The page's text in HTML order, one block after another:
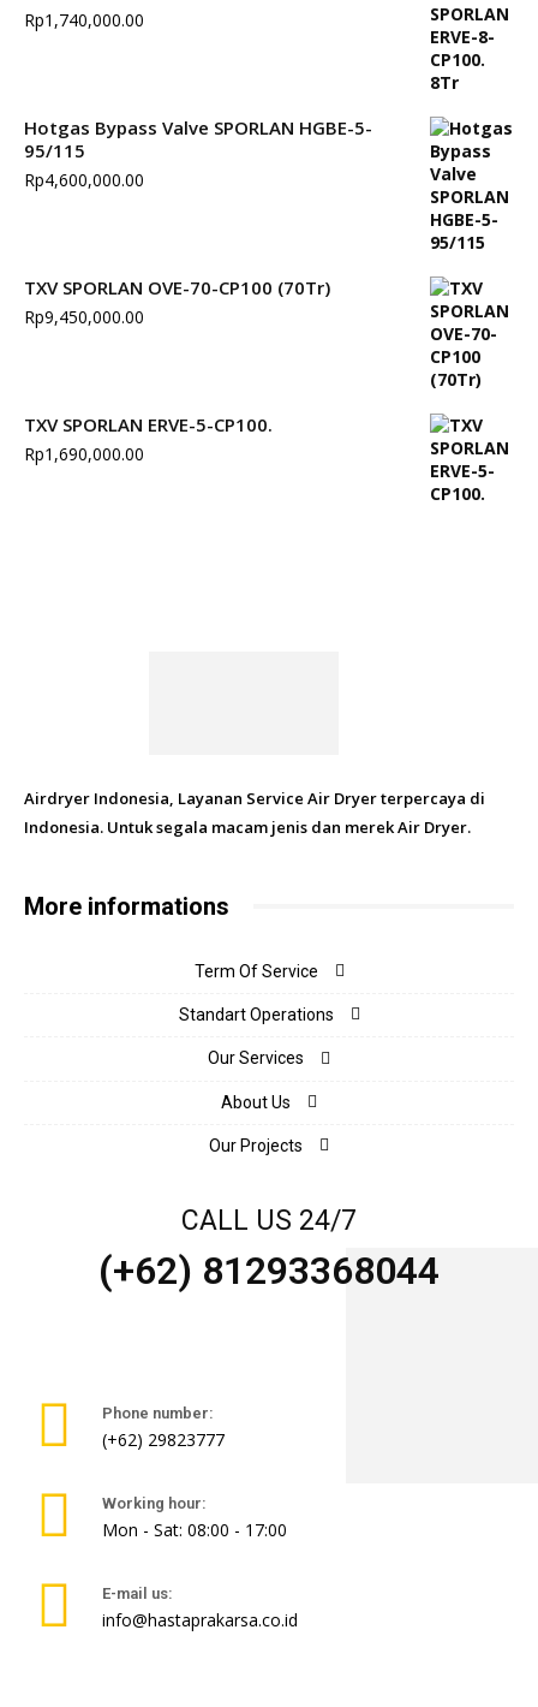
Rp1,740,000.00
Hotgas Bypass Valve SPORLAN HGBE-5-
95/115
Rp4,600,000.00
TXV SPORLAN OVE-70-CP100 (70Tr)
Rp9,450,000.00
TXV SPORLAN ERVE-5-CP100.
Rp1,690,000.00
Airdryer Indonesia, Layanan Service Air Dryer terpercaya di
Indonesia. Untuk segala macam jenis dan merek Air Dryer.
More informations
Term Of Service
Standart Operations
Our Services
About Us
Our Projects
CALL US 24/7
(+62) 81293368044
Phone number:
(+62) 29823777
Working hour:
Mon - Sat: 08:00 - 17:00
E-mail us:
info@hastaprakarsa.co.id